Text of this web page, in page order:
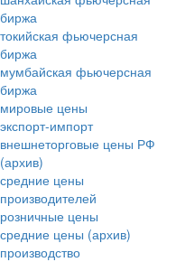
биржа
токийская фьючерсная
биржа
мумбайская фьючерсная
биржа
мировые цены
экспорт-импорт
внешнеторговые цены РФ
(архив)
средние цены
производителей
розничные цены
средние цены (архив)
производство